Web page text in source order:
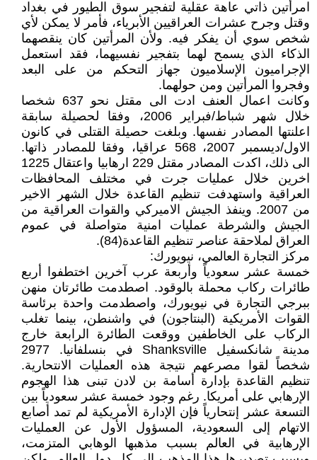
امرأتين ذاتي عاهة عقلية لتفجير سوق الطيور في بغداد
وقتل وجرح عشرات العراقيين الأبرياء، فأمر لا يمكن لأي
شخص سوي أن يفكر فيه. ولأن المرأتين كان ينقصهما
الذكاء الذي يسمح لهما بتفجير نفسيهما، فقد استعمل
الإجراميون الإسلاميون جهاز التحكم من على البعد
وفجروا المرأتين ومن حولهما.
وكانت اعمال العنف ادت الى مقتل نحو 637 شخصا
خلال شهر شباط/فبراير 2006، وفقا لحصيلة سابقة
اعلنتها المصادر نفسها. وبلغت حصيلة القتلى في كانون
الاول/ديسمبر 2007، 568 عراقيا، وفقا للمصادر ذاتها.
الى ذلك، اكدت المصادر مقتل 229 ارهابيا واعتقال 1225
اخرين خلال عمليات جرت في مختلف المحافظات
العراقية واستهدفت تنظيم القاعدة خلال الشهر الاخير
من 2007. وينفذ الجيش الاميركي والقوات العراقية من
الجيش والشرطة عمليات امنية متواصلة في عموم
العراق لملاحقة عناصر تنظيم القاعدة(84).
مركز التجارة العالمي، نيويورك:
خمسة عشر سعودياً وأربعة عرب آخرين اختطفوا أربع
طائرات ركاب محملة بالوقود. اصطدمت طائرتان منهن
ببرجي التجارة في نيويورك، واصطدمت واحدة برئاسة
القوات الأمريكية (البنتاجون) في واشنطن، بينما تغلب
الركاب على الخاطفين ووقعت الطائرة الرابعة خارج
مدينة شانكسفيل Shanksville في بنسلفانيا. 2977
شخصاً لقوا مصرعهم نتيجة هذه العمليات الانتحارية.
تنظيم القاعدة بإدارة أسامة بن لادن تبنى هذا الهجوم
الإرهابي على أمريكا. رغم وجود خمسة عشر سعودياً بين
التسعة عشر إنتحارياً فإن الإدارة الأمريكية لم تمد أصابع
الاتهام إلى السعودية، المسؤول الأول عن العمليات
الإرهابية في العالم بسبب مذهبها الوهابي المتزمت،